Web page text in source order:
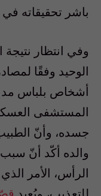
باشر تحقيقاته
وفي انتظار نتيجة
الوحيد وفقًا
أشخاص بلباس
المستشفى
جسده، وأنّ
والده أكّد أنّ
الرأس، الأمر